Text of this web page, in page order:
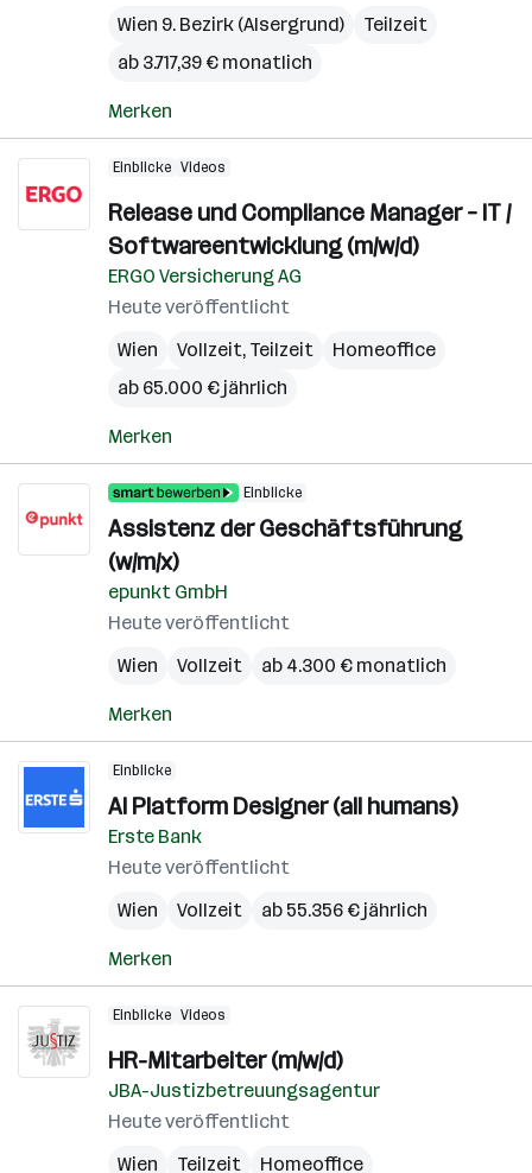
Wien 9. Bezirk (Alsergrund)
Teilzeit
ab 3.717,39 € monatlich
Merken
Einblicke Videos
Release und Compliance Manager – IT /
Softwareentwicklung (m/w/d)
ERGO Versicherung AG
Heute veröffentlicht
Wien
Vollzeit, Teilzeit
Homeoffice
ab 65.000 € jährlich
Merken
Einblicke
Assistenz der Geschäftsführung
(w/m/x)
epunkt GmbH
Heute veröffentlicht
Wien
Vollzeit ab 4.300 € monatlich
Merken
Einblicke
AI Platform Designer (all humans)
Erste Bank
Heute veröffentlicht
Wien
Vollzeit ab 55.356 € jährlich
Merken
Einblicke Videos
HR-Mitarbeiter (m/w/d)
JBA-Justizbetreuungsagentur
Heute veröffentlicht
Wien
Teilzeit Homeoffice